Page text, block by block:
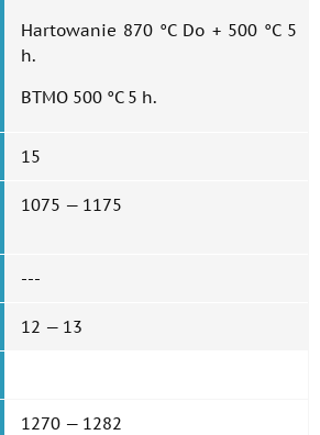
Hartowanie 870 °C Do + 500 °C 5
h.
ВТМО 500 °C 5 h.
15
1075 — 1175
---
12 — 13
1270 — 1282